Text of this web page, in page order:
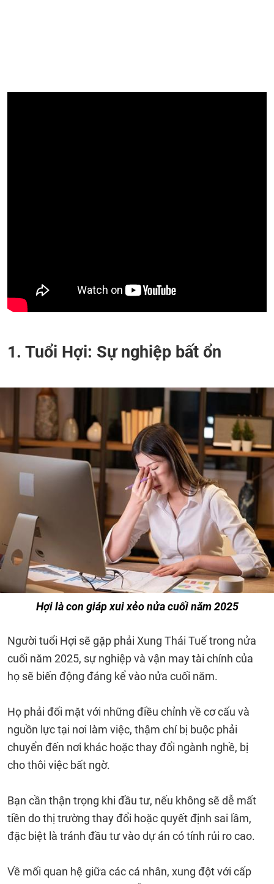
1. Tuổi Hợi: Sự nghiệp bất ổn
Hợi là con giáp xui xẻo nửa cuối năm 2025
Người tuổi Hợi sẽ gặp phải Xung Thái Tuế trong nửa
cuối năm 2025, sự nghiệp và vận may tài chính của
họ sẽ biến động đáng kể vào nửa cuối năm.
Họ phải đối mặt với những điều chỉnh về cơ cấu và
nguồn lực tại nơi làm việc, thậm chí bị buộc phải
chuyển đến nơi khác hoặc thay đổi ngành nghề, bị
cho thôi việc bất ngờ.
Bạn cần thận trọng khi đầu tư, nếu không sẽ dễ mất
tiền do thị trường thay đổi hoặc quyết định sai lầm,
đặc biệt là tránh đầu tư vào dự án có tính rủi ro cao.
Về mối quan hệ giữa các cá nhân, xung đột với cấp